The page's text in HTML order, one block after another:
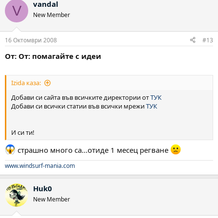
V vandal
New Member
16 Октомври 2008 #13
От: От: помагайте с идеи
Izida каза:
Добави си сайта във всичките директории отТУК
Добави си всички статии във всички мрежиТУК
И си ти!
страшно много са...отиде 1 месец регване
www.windsurf-mania.com
Huk0
New Member